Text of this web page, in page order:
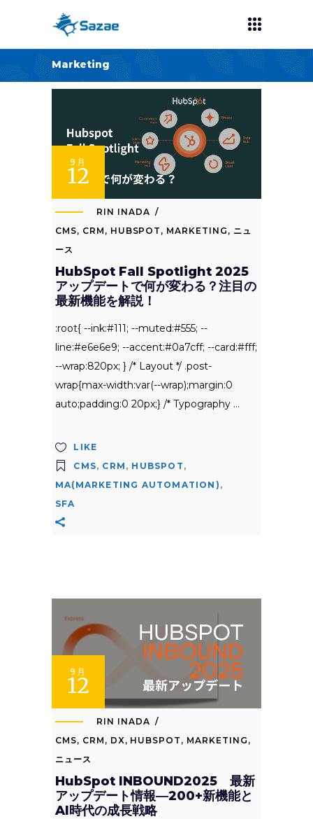
Marketing
9月
12
RIN INADA
CMS, CRM , HUBSPOT , MARKETING , ニュ
ース
HubSpot Fall Spotlight 2025
アップデートで何が変わる？注目の
最新機能を解説！
:root{ --ink:#111; --muted:#555; --
line:#e6e6e9; --accent:#0a7cff; --card:#fff;
--wrap:820px; } /* Layout */ .post-
wrap{max-width:var(--wrap);margin:0
auto;padding:0 20px;} /* Typography
LIKE
CMS, CRM , HUBSPOT ,
MA(MARKETING AUTOMATION) ,
SFA
9月
12
RIN INADA
CMS, CRM , DX , HUBSPOT , MARKETING ,
ニュース
HubSpot INBOUND2025 最新
アップデート情報―200+新機能と
AI時代の成長戦略